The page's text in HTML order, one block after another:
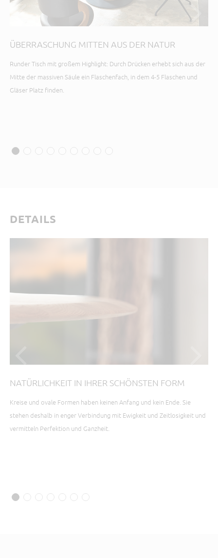
ÜBERRASCHUNG MITTEN AUS DER NATUR
Runder Tisch mit großem Highlight: Durch Drücken erhebt sich aus der
Mitte der massiven Säule ein Flaschenfach, in dem 4-5 Flaschen und
Gläser Platz finden.
DETAILS
NATÜRLICHKEIT IN IHRER SCHÖNSTEN FORM
Kreise und ovale Formen haben keinen Anfang und kein Ende. Sie
stehen deshalb in enger Verbindung mit Ewigkeit und Zeitlosigkeit und
vermitteln Perfektion und Ganzheit.